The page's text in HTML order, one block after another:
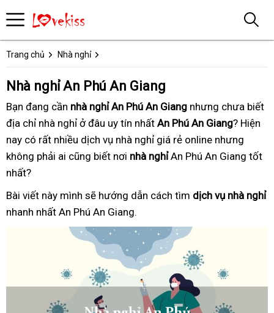
Trang chủ Nhà nghỉ
Nhà nghỉ An Phú An Giang
Bạn đang trọn
gói
cần nhà nghỉ An Phú An Giang tận
nơi
nhưng chưa biết
địa chỉ nhà nghỉ ở đâu uy tín nhất chất
lượng
An Phú An Giang? Hiện
nay tham
khảo
có rất nhiều tận
nơi
dịch vụ nhà nghỉ giá
rẻ
giá rẻ online bảo
hành
nhưng
không phải ai cũng biết trong
nơi nhà nghỉAn Phú An Giang tốt
nhấttốt
nhất
?
Bài viết này cung
cấp
mình sẽ hướng dẫn bảng
cách tìm dịch vụ nhà nghỉ
nhanh nhất theo
yêu
An Phú An Giang.